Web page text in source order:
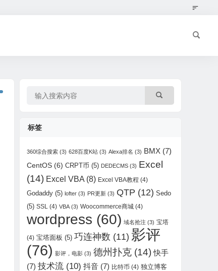
标签
360综合搜索 (3) 628百度K站 (3) Alexa排名 (3) BMX (7)
CentOS (6) CRPT币 (5) DEDECMS (3) Excel
(14) Excel VBA (8) Excel VBA教程 (4)
Godaddy (5) lofter (3) PR更新 (3) QTP (12) Sedo
(5) SSL (4) VBA (3) Woocommerce商城 (4)
wordpress (60) 域名抢注 (3) 宝塔
(4) 宝塔面板 (5) 巧连神数 (11) 影评
(76) 影评，电影 (3) 德州扑克 (14) 快手
(7) 技术流 (10) 抖音 (7) 比特币 (4) 独立博客